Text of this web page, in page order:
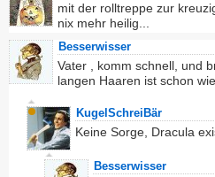
mit der rolltreppe zur
nix mehr heilig...
Besserwisser
Vater , komm schnell, und
langen Haaren ist schon
KugelSchreiBär
Keine Sorge, Dracula
Besserwisser